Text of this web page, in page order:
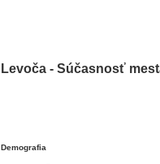
Levoča - Súčasnosť
Demografia